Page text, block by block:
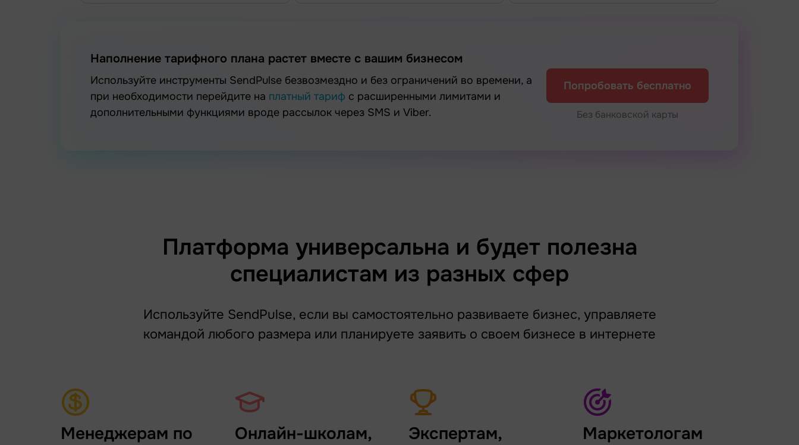
Наполнение тарифного плана растет вместе с вашим бизнесом
Используйте инструменты SendPulse безвозмездно и без ограничений во времени, а
при необходимости перейдите на платный тариф с расширенными лимитами и
дополнительными функциями вроде рассылок через SMS и Viber.
Попробовать бесплатно
Без банковской карты
Платформа универсальна и будет полезна
специалистам из разных сфер
Используйте SendPulse, если вы самостоятельно развиваете бизнес, управляете
командой любого размера или планируете заявить о своем бизнесе в интернете
Менеджерам по
Онлайн-школам,
Экспертам,
Маркетологам